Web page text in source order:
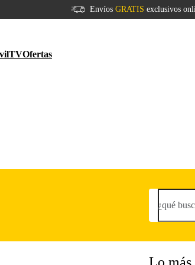
Envíos GRATIS exclusivos
TVOfertas
¿qué